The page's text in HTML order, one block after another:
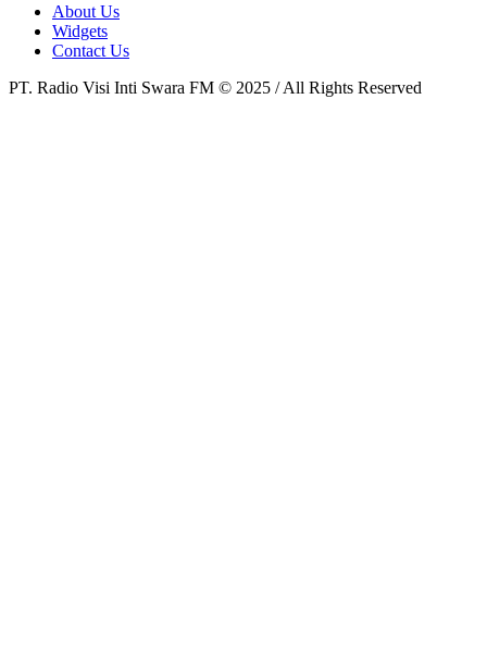
About Us
Widgets
Contact Us
PT. Radio Visi Inti Swara FM © 2025 / All Rights Reserved